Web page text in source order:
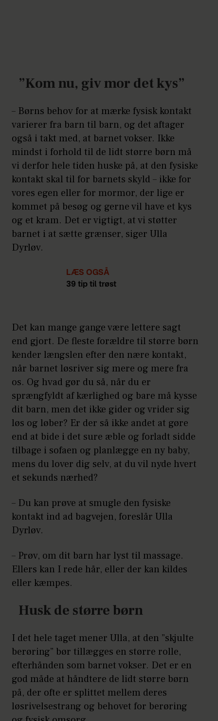
”Kom nu, giv mor det kys”
– Børns behov for at mærke fysisk kontakt
varierer fra barn til barn, og det aftager
også i takt med, at barnet vokser. Ikke
mindst i forhold til de lidt større børn må
vi derfor hele tiden huske på, at den fysiske
kontakt skal til for barnets skyld – ikke for
vores egen eller for mormor, der lige er
kommet på besøg og gerne vil have et kys
og et kram. Det er vigtigt, at vi støtter
barnet i at sætte grænser, siger Ulla
Dyrløv.
LÆS OGSÅ
39 tip til trøst
Det kan mange gange være lettere sagt
end gjort. De fleste forældre til større børn
kender længslen efter den nære kontakt,
når barnet løsriver sig mere og mere fra
os. Og hvad gør du så, når du er
sprængfyldt af kærlighed og bare må kysse
dit barn, men det ikke gider og vrider sig
løs og løber? Er der så ikke andet at gøre
end at bide i det sure æble og forladt sidde
tilbage i sofaen og planlægge en ny baby,
mens du lover dig selv, at du vil nyde hvert
et sekunds nærhed?
– Du kan prøve at smugle den fysiske
kontakt ind ad bagvejen, foreslår Ulla
Dyrløv.
– Prøv, om dit barn har lyst til massage.
Ellers kan I rede hår, eller der kan kildes
eller kæmpes.
Husk de større børn
I det hele taget mener Ulla, at den ”skjulte
berøring” bør tillægges en større rolle,
efterhånden som barnet vokser. Det er en
god måde at håndtere de lidt større børn
på, der ofte er splittet mellem deres
løsrivelsestrang og behovet for berøring